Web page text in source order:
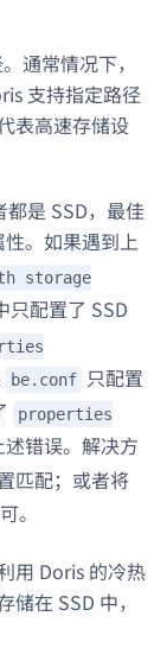
通常情况下，
支持指定路径
表高速存储设
是 SSD，最佳
。如果遇到上
storage
只配置了 SSD
be.conf
只配置
properties
错误。解决方
匹配；或者将
。
用 Doris 的冷热
在 SSD 中，